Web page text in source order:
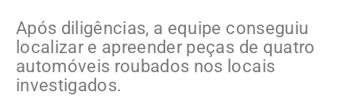
Após diligências, a equipe conseguiu
localizar e apreender peças de quatro
automóveis roubados nos locais
investigados.